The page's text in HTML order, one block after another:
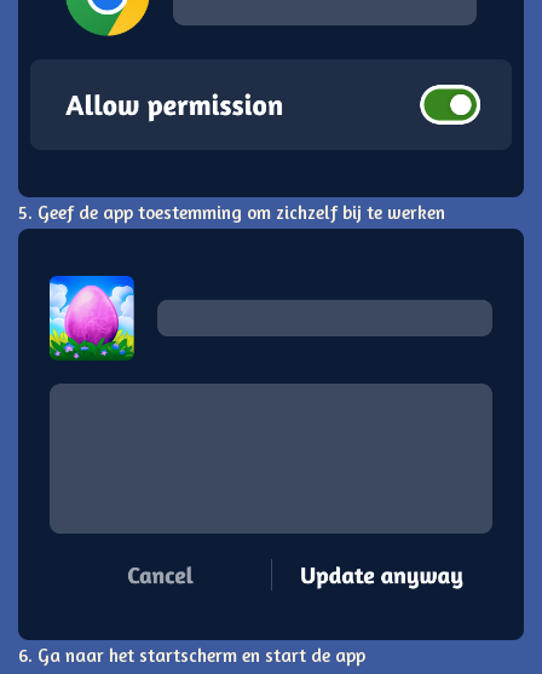
5. Geef de app toestemming om zichzelf bij te werken
6. Ga naar het startscherm en start de app